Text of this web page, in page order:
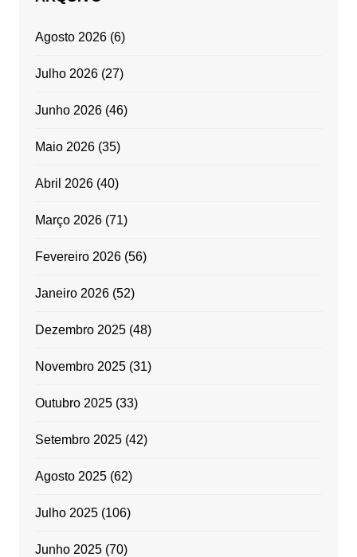
Agosto 2026(6)
Julho 2026(27)
Junho 2026(46)
Maio 2026(35)
Abril 2026(40)
Março 2026(71)
Fevereiro 2026(56)
Janeiro 2026(52)
Dezembro 2025(48)
Novembro 2025(31)
Outubro 2025(33)
Setembro 2025(42)
Agosto 2025(62)
Julho 2025(106)
Junho 2025(70)